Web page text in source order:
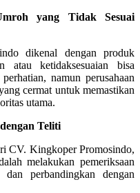
yang Tidak Sesuai
dikenal dengan produk
atau ketidaksesuaian bisa
namun perusahaan
cermat untuk memastikan
utama.
Teliti
CV. Kingkoper Promosindo,
melakukan pemeriksaan
perbandingkan dengan